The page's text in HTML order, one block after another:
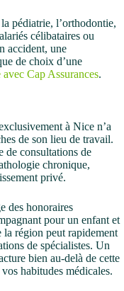
pédiatrie, l’orthodontie,
célibataires ou
accident, une
de choix d’une
Cap Assurances.
à Nice n’a
de son lieu de travail.
de consultations de
chronique,
privé.
des honoraires
pour un enfant et
région peut rapidement
de spécialistes. Un
bien au-delà de cette
habitudes médicales.